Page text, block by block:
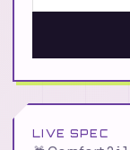
LIVE SPEC